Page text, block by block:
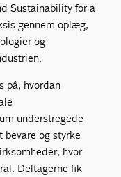
Sustainability for a
gennem oplæg,
og
på, hvordan
understregede
bevare og styrke
hvor
Deltagerne fik